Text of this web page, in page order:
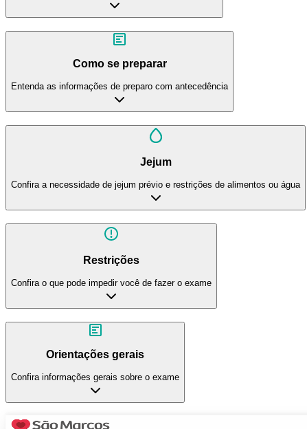
Como se preparar
Entenda as informações de preparo com antecedência
Jejum
Confira a necessidade de jejum prévio e restrições de alimentos ou água
Restrições
Confira o que pode impedir você de fazer o exame
Orientações gerais
Confira informações gerais sobre o exame